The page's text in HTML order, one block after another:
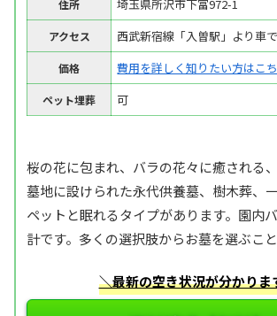
住所 埼玉県所沢市下富972-1
アクセス 西武新宿線「入曽駅」より車
価格 費用を詳しく知りたい方はこ
ペット埋葬 可
桜の花に包まれ、バラの花々に癒される
墓地に設けられた永代供養墓、樹木葬、一
ペットと眠れるタイプがあります。園内
計です。多くの選択肢からお墓を選ぶこと
＼最新の空き状況が分かりま